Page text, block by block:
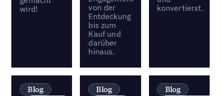
wird!
von der
Entdeckung
bis zum
Kauf und
darüber
hinaus.
konvertierst.
Blog
Blog
Blog